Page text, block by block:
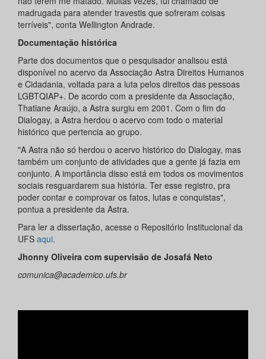
madrugada para atender travestis que sofreram coisas
terríveis", conta Wellington Andrade.
Documentação histórica
Parte dos documentos que o pesquisador analisou está
disponível no acervo da Associação Astra Direitos Humanos
e Cidadania, voltada para a luta pelos direitos das pessoas
LGBTQIAP+. De acordo com a presidente da Associação,
Thatiane Araújo, a Astra surgiu em 2001. Com o fim do
Dialogay, a Astra herdou o acervo com todo o material
histórico que pertencia ao grupo.
"A Astra não só herdou o acervo histórico do Dialogay, mas
também um conjunto de atividades que a gente já fazia em
conjunto. A importância disso está em todos os movimentos
sociais resguardarem sua história. Ter esse registro, pra
poder contar e comprovar os fatos, lutas e conquistas",
pontua a presidente da Astra.
Para ler a dissertação, acesse o Repositório Institucional da
UFS aqui.
Jhonny Oliveira com supervisão de Josafá Neto
comunica@academico.ufs.br